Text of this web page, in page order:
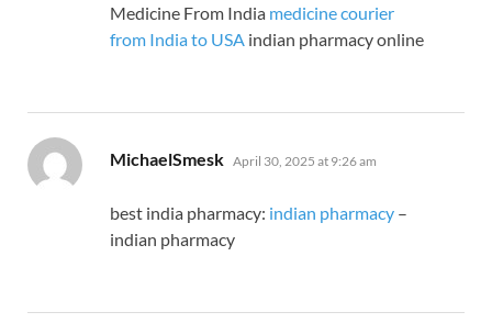
Medicine From India medicine courier
from India to USA indian pharmacy online
MichaelSmesk says:
April 30, 2025 at 9:26 am
best india pharmacy: indian pharmacy –
indian pharmacy